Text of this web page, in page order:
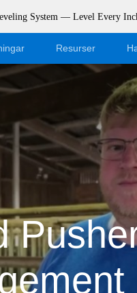
System — Level Every
Resurser
Evenemang
Stöd
Ladda ner
Bli